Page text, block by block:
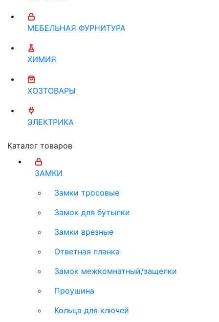
МЕБЕЛЬНАЯ ФУРНИТУРА
ХИМИЯ
ХОЗТОВАРЫ
ЭЛЕКТРИКА
Каталог товаров
ЗАМКИ
Замки тросовые
Замок для бутылки
Замки врезные
Ответная планка
Замок межкомнатный/защелки
Проушина
Кольца для ключей